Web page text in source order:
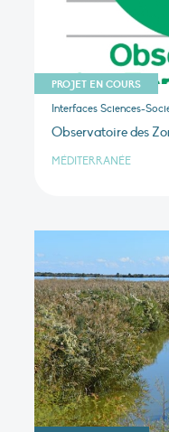
PROJET EN COURS
Interfaces Sciences-
Observatoire des
MÉDITERRANÉE